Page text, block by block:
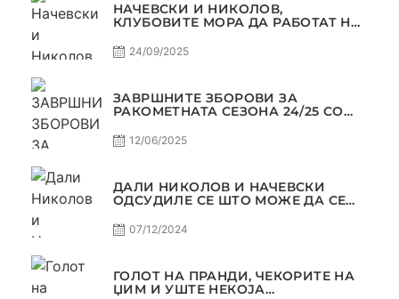
НАЧЕВСКИ И НИКОЛОВ,
КЛУБОВИТЕ МОРА ДА РАБОТАТ НА
С5Е2 ПАСИВНА
24/09/2025
ЗАВРШНИТЕ ЗБОРОВИ ЗА
РАКОМЕТНАТА СЕЗОНА 24/25 СО
С4Е11
12/06/2025
ДАЛИ НИКОЛОВ И НАЧЕВСКИ
ОДСУДИЛЕ СЕ ШТО МОЖЕ ДА СЕ
07/12/2024
ГОЛОТ НА ПРАНДИ, ЧЕКОРИТЕ НА
ЏИМ И УШТЕ НЕКОЈА